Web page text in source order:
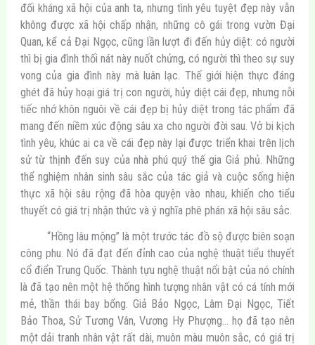
đối kháng xã hội của anh ta, nhưng tình yêu tuyệt đẹp này vẫn
không được xã hội chấp nhận, những cô gái trong vườn Đại
Quan, kể cả Đại Ngọc, cũng lần lượt đi đến hủy diệt: có người
thì bị gia đình thối nát này nuốt chửng, có người thì theo sự suy
vong của gia đình này mà luân lạc. Thế giới hiện thực đáng
ghét đã hủy hoại giá trị con người, hủy diệt cái đẹp, nhưng nỗi
tiếc nhớ khôn nguôi về cái đẹp bị hủy diệt trong tác phẩm đã
mang đến niềm xúc động sâu xa cho người đời sau. Vở bi kịch
tình yêu, khúc ai ca về cái đẹp này lại được triển khai trên lịch
sử từ thịnh đến suy của nhà phú quý thế gia Giả phủ. Những
thể nghiệm nhân sinh sâu sắc của tác giả và cuộc sống hiện
thực xã hội sâu rộng đã hòa quyện vào nhau, khiến cho tiểu
thuyết có giá trị nhận thức và ý nghĩa phê phán xã hội sâu sắc.
“Hồng lâu mộng” là một trước tác đồ sộ được biên soạn
công phu. Nó đã đạt đến đỉnh cao của nghệ thuật tiểu thuyết
cổ điển Trung Quốc. Thành tựu nghệ thuật nổi bật của nó chính
là đã tạo nên một hệ thống hình tượng nhân vật có cá tính mới
mẻ, thần thái bay bổng. Giả Bảo Ngọc, Lâm Đại Ngọc, Tiết
Bảo Thoa, Sử Tương Vân, Vương Hy Phượng… họ đã tạo nên
một dải tranh nhân vật rất dài, muôn màu muôn sắc, có giá trị